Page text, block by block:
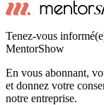
Tenez-vous
MentorShow
En vous abonnant,
et donnez votre
notre entreprise.